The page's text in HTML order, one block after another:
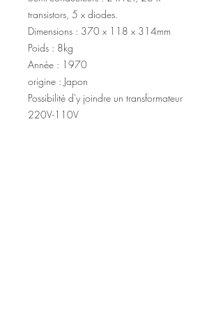
transistors, 5 x diodes.
Dimensions : 370 x 118 x 314mm
Poids : 8kg
Année : 1970
origine : Japon
Possibilité d'y joindre un transformateur
220V-110V